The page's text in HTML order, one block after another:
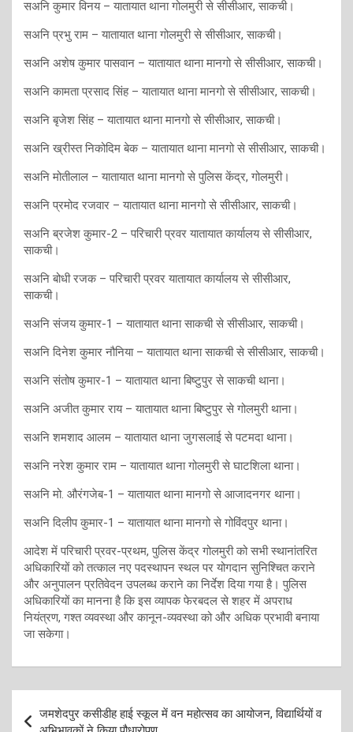
सअनि कुमार विनय – यातायात थाना गोलमुरी से सीसीआर, साकची।
सअनि प्रभु राम – यातायात थाना गोलमुरी से सीसीआर, साकची।
सअनि अशेष कुमार पासवान – यातायात थाना मानगो से सीसीआर, साकची।
सअनि कामता प्रसाद सिंह – यातायात थाना मानगो से सीसीआर, साकची।
सअनि बृजेश सिंह – यातायात थाना मानगो से सीसीआर, साकची।
सअनि ख्रीस्त निकोदिम बेक – यातायात थाना मानगो से सीसीआर, साकची।
सअनि मोतीलाल – यातायात थाना मानगो से पुलिस केंद्र, गोलमुरी।
सअनि प्रमोद रजवार – यातायात थाना मानगो से सीसीआर, साकची।
सअनि ब्रजेश कुमार-2 – परिचारी प्रवर यातायात कार्यालय से सीसीआर,
साकची।
सअनि बोधी रजक – परिचारी प्रवर यातायात कार्यालय से सीसीआर,
साकची।
सअनि संजय कुमार-1 – यातायात थाना साकची से सीसीआर, साकची।
सअनि दिनेश कुमार नौनिया – यातायात थाना साकची से सीसीआर, साकची।
सअनि संतोष कुमार-1 – यातायात थाना बिष्टुपुर से साकची थाना।
सअनि अजीत कुमार राय – यातायात थाना बिष्टुपुर से गोलमुरी थाना।
सअनि शमशाद आलम – यातायात थाना जुगसलाई से पटमदा थाना।
सअनि नरेश कुमार राम – यातायात थाना गोलमुरी से घाटशिला थाना।
सअनि मो. औरंगजेब-1 – यातायात थाना मानगो से आजादनगर थाना।
सअनि दिलीप कुमार-1 – यातायात थाना मानगो से गोविंदपुर थाना।
आदेश में परिचारी प्रवर-प्रथम, पुलिस केंद्र गोलमुरी को सभी स्थानांतरित
अधिकारियों को तत्काल नए पदस्थापन स्थल पर योगदान सुनिश्चित कराने
और अनुपालन प्रतिवेदन उपलब्ध कराने का निर्देश दिया गया है। पुलिस
अधिकारियों का मानना है कि इस व्यापक फेरबदल से शहर में अपराध
नियंत्रण, गश्त व्यवस्था और कानून-व्यवस्था को और अधिक प्रभावी बनाया
जा सकेगा।
navigation
जमशेदपुर कसीडीह हाई स्कूल में वन महोत्सव का आयोजन, विद्यार्थियों व